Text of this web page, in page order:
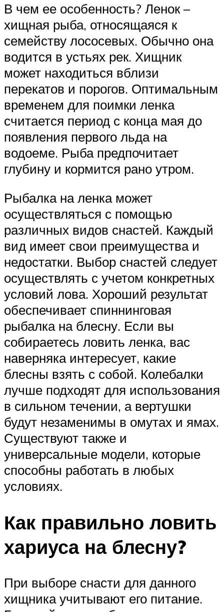
В чем ее особенность? Ленок –
хищная рыба, относящаяся к
семейству лососевых. Обычно она
водится в устьях рек. Хищник
может находиться вблизи
перекатов и порогов. Оптимальным
временем для поимки ленка
считается период с конца мая до
появления первого льда на
водоеме. Рыба предпочитает
глубину и кормится рано утром.
Рыбалка на ленка может
осуществляться с помощью
различных видов снастей. Каждый
вид имеет свои преимущества и
недостатки. Выбор снастей следует
осуществлять с учетом конкретных
условий лова. Хороший результат
обеспечивает спиннинговая
рыбалка на блесну. Если вы
собираетесь ловить ленка, вас
наверняка интересует, какие
блесны взять с собой. Колебалки
лучше подходят для использования
в сильном течении, а вертушки
будут незаменимы в омутах и ямах.
Существуют также и
универсальные модели, которые
способны работать в любых
условиях.
Как правильно ловить
хариуса на блесну?
При выборе снасти для данного
хищника учитывают его питание.